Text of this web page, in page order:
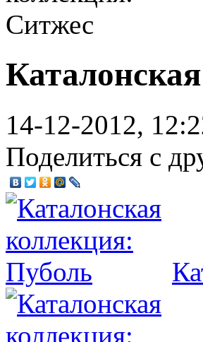
14-12-2012,
Поделиться с